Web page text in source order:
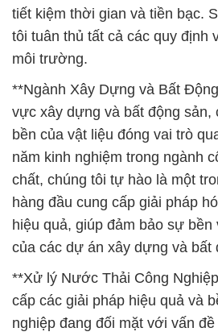
tiết kiệm thời gian và tiền bạc.
tôi tuân thủ tất cả các quy định
môi trường.
**Ngành Xây Dựng và Bất
vực xây dựng và bất động sản,
bền của vật liệu đóng vai trò
năm kinh nghiệm trong ngành
chất, chúng tôi tự hào là một
hàng đầu cung cấp giải pháp
hiệu quả, giúp đảm bảo sự
của các dự án xây dựng và bất
**Xử lý Nước Thải Công
cấp các giải pháp hiệu quả và
nghiệp đang đối mặt với vấn